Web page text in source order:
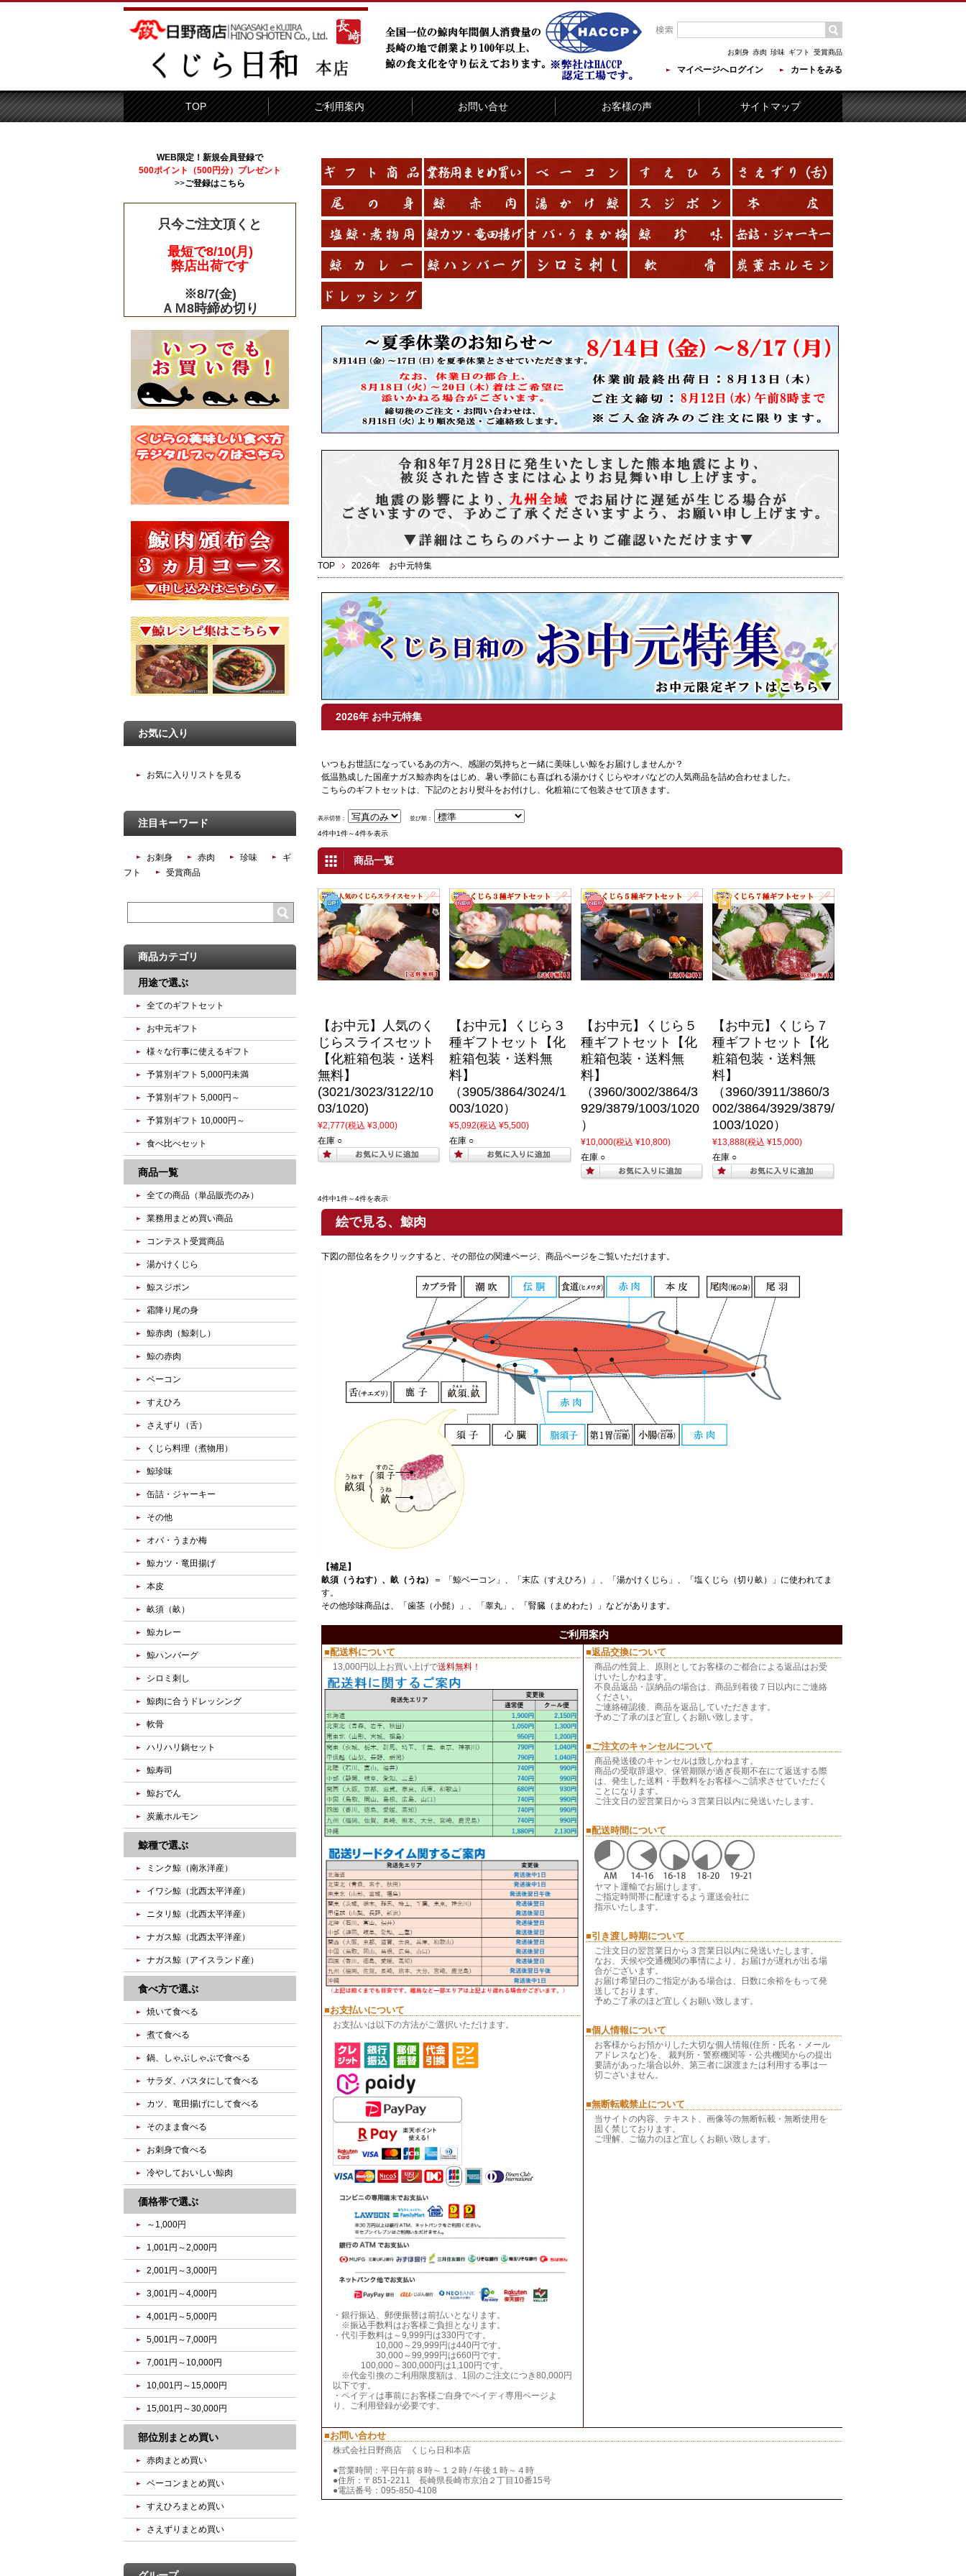
お刺身 赤肉 珍味 ギフト 受賞商品
マイページへログイン カートをみる
TOP ご利用案内 お問い合せ お客様の声 サイトマップ
TOP 2026年 お中元特集
2026年 お中元特集
いつもお世話になっているあの方へ、感謝の気持ちと一緒に美味しい鯨をお届けしませんか？
低温熟成した国産ナガス鯨赤肉をはじめ、暑い季節にも喜ばれる湯かけくじらやオバなどの人気商品を詰め合わせました。
こちらのギフトセットは、下記のとおり熨斗をお付けし、化粧箱にて包装させて頂きます。
表示切替： 並び順：
4件中1件～4件を表示
商品一覧
【お中元】人気のく
じらスライスセット
【化粧箱包装・送料
無料】
(3021/3023/3122/10
03/1020)
¥2,777(税込 ¥3,000)
在庫 ○
【お中元】くじら３
種ギフトセット【化
粧箱包装・送料無
料】
（3905/3864/3024/1
003/1020）
¥5,092(税込 ¥5,500)
在庫 ○
【お中元】くじら５
種ギフトセット【化
粧箱包装・送料無
料】
（3960/3002/3864/3
929/3879/1003/1020
）
¥10,000(税込 ¥10,800)
在庫 ○
【お中元】くじら７
種ギフトセット【化
粧箱包装・送料無
料】
（3960/3911/3860/3
002/3864/3929/3879/
1003/1020）
¥13,888(税込 ¥15,000)
在庫 ○
4件中1件～4件を表示
絵で見る、鯨肉
下図の部位名をクリックすると、その部位の関連ページ、商品ページをご覧いただけます。
【補足】
畝須（うねす）、畝（うね）
＝ 「 鯨ベーコン 」、「 末広（すえひろ） 」、「 湯かけくじら 」、「 塩くじら（切り畝）
」に使われてま
す。
その他珍味商品は、「 歯茎（小髭） 」、「 睾丸 」、「 腎臓（まめわた） 」などがあります。
ご利用案内
■配送料について
13,000円以上お買い上げで送料無料！
■お支払いについて
お支払いは以下の方法がご選択いただけます。
・銀行振込、郵便振替は前払いとなります。
※振込手数料はお客様ご負担となります。
・代引手数料は～9,999円は330円です。
10,000～29,999円は440円です。
30,000～99,999円は660円です。
100,000～300,000円は1,100円です。
※代金引換のご利用限度額は、1回のご注文につき80,000円
以下です。
・ペイディは事前にお客様ご自身でペイディ専用ページよ
り、ご利用登録が必要です。
■返品交換について
商品の性質上、原則としてお客様のご都合による返品はお受
けいたしかねます。
不良品返品・誤納品の場合は、商品到着後７日以内にご連絡
ください。
ご連絡確認後、商品を返品していただきます。
予めご了承のほど宜しくお願い致します。
■ご注文のキャンセルについて
商品発送後のキャンセルは致しかねます。
商品の受取辞退や、保管期限が過ぎ長期不在にて返送する際
は、発生した送料・手数料をお客様へご請求させていただく
ことになります。
ご注文日の翌営業日から３営業日以内に発送いたします。
■配送時間について
ヤマト運輸でお届けします。
ご指定時間帯に配達するよう運送会社に
指示いたします。
■引き渡し時期について
ご注文日の翌営業日から３営業日以内に発送いたします。
なお、天候や交通機関の事情により、お届けが遅れが出る場
合がございます。
お届け希望日のご指定がある場合は、日数に余裕をもって発
送しております。
予めご了承のほど宜しくお願い致します。
■個人情報について
お客様からお預かりした大切な個人情報(住所・氏名・メール
アドレスなど)を、 裁判所・警察機関等・公共機関からの提出
要請があった場合以外、第三者に譲渡または利用する事は一
切ございません。
■無断転載禁止について
当サイトの内容、テキスト、画像等の無断転載・無断使用を
固く禁じております。
ご理解、ご協力のほど宜しくお願い致します。
■お問い合わせ
株式会社日野商店 くじら日和本店
●営業時間：平日午前８時～１２時 / 午後１時～４時
●住所：〒851-2211 長崎県長崎市京泊２丁目10番15号
●電話番号：095-850-4108
WEB限定！新規会員登録で
500ポイント（500円分）プレゼント
>>ご登録はこちら
只今ご注文頂くと
最短で8/10(月)
弊店出荷です
※8/7(金)
ＡＭ8時締め切り
お気に入り
お気に入りリストを見る
注目キーワード
お刺身 赤肉 珍味
ギ
フト
受賞商品
商品カテゴリ
用途で選ぶ
全てのギフトセット
お中元ギフト
様々な行事に使えるギフト
予算別ギフト 5,000円未満
予算別ギフト 5,000円～
予算別ギフト 10,000円～
食べ比べセット
商品一覧
全ての商品（単品販売のみ）
業務用まとめ買い商品
コンテスト受賞商品
湯かけくじら
鯨スジポン
霜降り尾の身
鯨赤肉（鯨刺し）
鯨の赤肉
ベーコン
すえひろ
さえずり（舌）
くじら料理（煮物用）
鯨珍味
缶詰・ジャーキー
その他
オバ・うまか梅
鯨カツ・竜田揚げ
本皮
畝須（畝）
鯨カレー
鯨ハンバーグ
シロミ刺し
鯨肉に合うドレッシング
軟骨
ハリハリ鍋セット
鯨寿司
鯨おでん
炭薫ホルモン
鯨種で選ぶ
ミンク鯨（南氷洋産）
イワシ鯨（北西太平洋産）
ニタリ鯨（北西太平洋産）
ナガス鯨（北西太平洋産）
ナガス鯨（アイスランド産）
食べ方で選ぶ
焼いて食べる
煮て食べる
鍋、しゃぶしゃぶで食べる
サラダ、パスタにして食べる
カツ、竜田揚げにして食べる
そのまま食べる
お刺身で食べる
冷やしておいしい鯨肉
価格帯で選ぶ
～1,000円
1,001円～2,000円
2,001円～3,000円
3,001円～4,000円
4,001円～5,000円
5,001円～7,000円
7,001円～10,000円
10,001円～15,000円
15,001円～30,000円
部位別まとめ買い
赤肉まとめ買い
ベーコンまとめ買い
すえひろまとめ買い
さえずりまとめ買い